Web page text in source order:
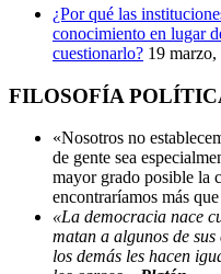
¿Por qué las
conocimiento en lugar
cuestionarlo? 19 marzo,
FILOSOFÍA
«Nosotros no
de gente sea
mayor grado posible la
encontraríamos más
«La democracia nace
matan a algunos de
los demás les hacen